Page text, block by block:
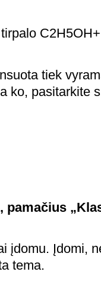
tiek
ko, pasitarkite
įdomu. Įdomi,
tema.